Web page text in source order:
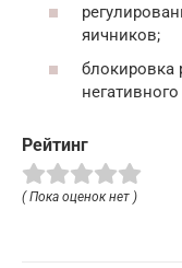
яичников;
блокировка
негативного
Рейтинг
( Пока оценок нет )